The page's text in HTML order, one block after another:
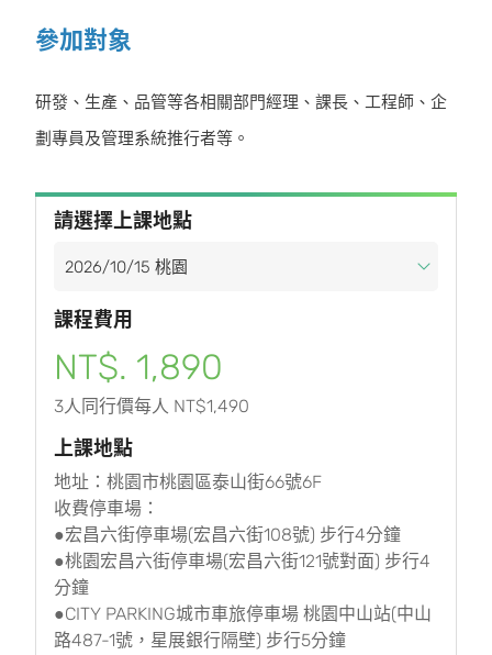
參加對象
研發、生產、品管等各相關部門經理、課長、工程師、企
劃專員及管理系統推行者等。
請選擇上課地點
課程費用
NT$. 1,890
3人同行價每人 NT$1,490
上課地點
地址：桃園市桃園區泰山街66號6F
收費停車場：
●宏昌六街停車場(宏昌六街108號) 步行4分鐘
●桃園宏昌六街停車場(宏昌六街121號對面) 步行4
分鐘
●CITY PARKING城市車旅停車場 桃園中山站(中山
路487-1號，星展銀行隔壁) 步行5分鐘